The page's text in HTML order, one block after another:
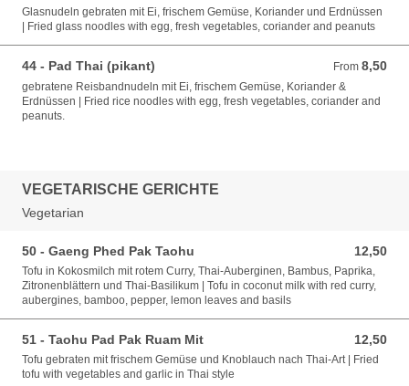
Glasnudeln gebraten mit Ei, frischem Gemüse, Koriander und Erdnüssen
| Fried glass noodles with egg, fresh vegetables, coriander and peanuts
44 - Pad Thai (pikant) From 8,50
From 8,50 EUR
gebratene Reisbandnudeln mit Ei, frischem Gemüse, Koriander &
Erdnüssen | Fried rice noodles with egg, fresh vegetables, coriander and
peanuts.
VEGETARISCHE GERICHTE
Vegetarian
50 - Gaeng Phed Pak Taohu 12,50
12,50 EUR
Tofu in Kokosmilch mit rotem Curry, Thai-Auberginen, Bambus, Paprika,
Zitronenblättern und Thai-Basilikum | Tofu in coconut milk with red curry,
aubergines, bamboo, pepper, lemon leaves and basils
51 - Taohu Pad Pak Ruam Mit 12,50
12,50 EUR
Tofu gebraten mit frischem Gemüse und Knoblauch nach Thai-Art | Fried
tofu with vegetables and garlic in Thai style